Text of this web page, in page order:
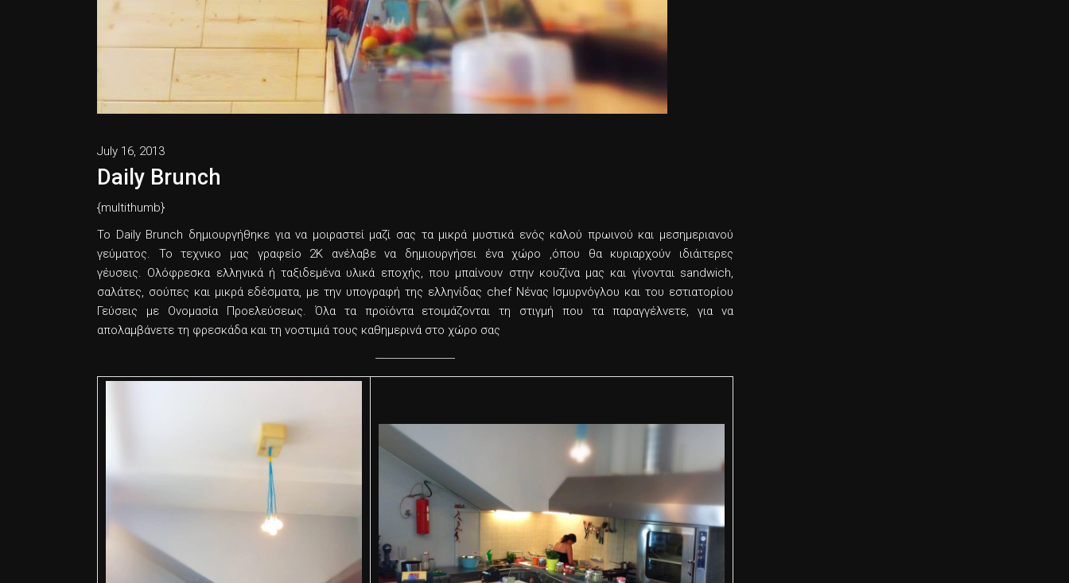
July 16, 2013
Daily Brunch
{multithumb}
Το Daily Brunch δημιουργήθηκε για να μοιραστεί μαζί σας τα μικρά μυστικά ενός καλού πρωινού και μεσημεριανού
γεύματος. Το τεχνικο μας γραφείο 2Κ ανέλαβε να δημιουργήσει ένα χώρο ,όπου θα κυριαρχούν ιδιάιτερες
γέυσεις. Ολόφρεσκα ελληνικά ή ταξιδεμένα υλικά εποχής, που μπαίνουν στην κουζίνα μας και γίνονται sandwich,
σαλάτες, σούπες και μικρά εδέσματα, με την υπογραφή της ελληνίδας chef Νένας Ισμυρνόγλου και του εστιατορίου
Γεύσεις με Ονομασία Προελεύσεως. Όλα τα προϊόντα ετοιμάζονται τη στιγμή που τα παραγγέλνετε, για να
απολαμβάνετε τη φρεσκάδα και τη νοστιμιά τους καθημερινά στο χώρο σας